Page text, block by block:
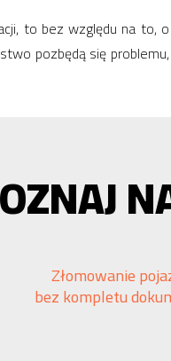
to bez względu na
pozbędą się
Złomowanie
bez kompletu